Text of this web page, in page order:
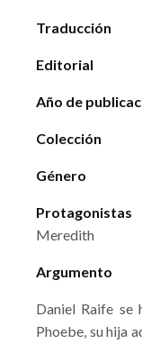
Traducción
Editorial
Año de
Colección
Género
Protagonistas
Meredith
Argumento
Daniel Raife se
Phoebe, su hija